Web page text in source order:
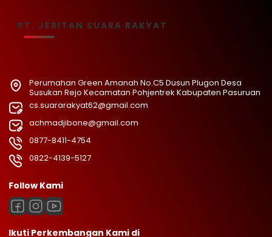
PT. JERITAN SUARA RAKYAT
Perumahan Green Amanah No.C5 Dusun Plugon Desa
Susukan Rejo Kecamatan Pohjentrek Kabupaten Pasuruan
cs.suararakyat62@gmail.com
achmadjibone@gmail.com
0877-8411-4754
0822-4139-5127
Follow Kami
Ikuti Perkembangan Kami di